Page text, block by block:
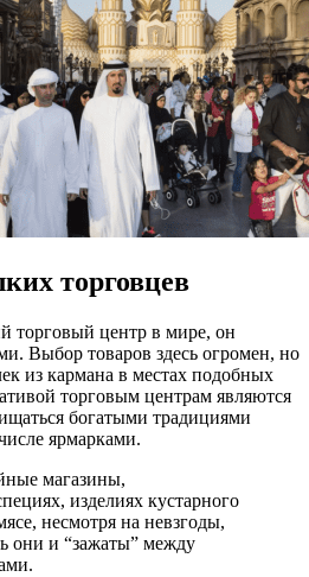
торговцев
торговый центр в мире, он
Выбор товаров здесь огромен, но
из кармана в местах подобных
торговым центрам являются
богатыми традициями
ярмарками.
магазины,
изделиях кустарного
несмотря на невзгоды,
они и “зажаты” между